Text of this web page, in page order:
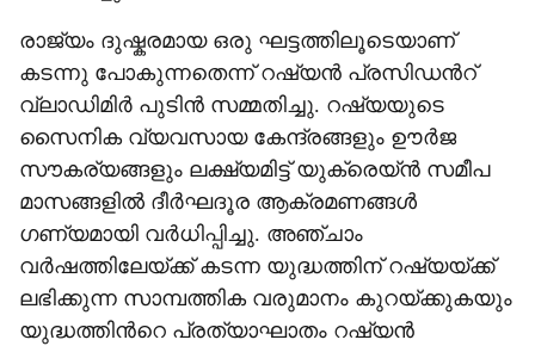
രാജ്യം ദുഷ്കരമായ ഒരു ഘട്ടത്തിലൂടെയാണ്
കടന്നു പോകുന്നതെന്ന് റഷ്യൻ പ്രസിഡന്‍റ്
വ്ലാഡിമിർ പുടിൻ സമ്മതിച്ചു. റഷ്യയുടെ
സൈനിക വ്യവസായ കേന്ദ്രങ്ങളും ഊർജ
സൗകര്യങ്ങളും ലക്ഷ്യമിട്ട് യുക്രെയ്ൻ സമീപ
മാസങ്ങളിൽ ദീർഘദൂര ആക്രമണങ്ങൾ
ഗണ്യമായി വർധിപ്പിച്ചു. അഞ്ചാം
വർഷത്തിലേയ്ക്ക് കടന്ന യുദ്ധത്തിന് റഷ്യയ്ക്ക്
ലഭിക്കുന്ന സാമ്പത്തിക വരുമാനം കുറയ്ക്കുകയും
യുദ്ധത്തിന്‍റെ പ്രത്യാഘാതം റഷ്യൻ